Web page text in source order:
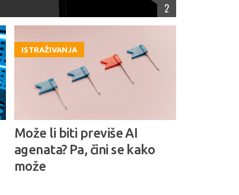
2
ISTRAŽIVANJA
Može li biti previše AI
agenata? Pa, čini se kako
može